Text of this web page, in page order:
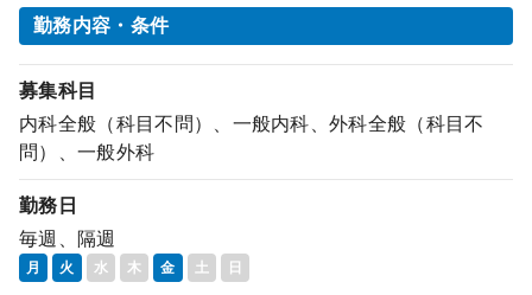
勤務内容・条件
募集科目
内科全般（科目不問）、一般内科、外科全般（科目不
問）、一般外科
勤務日
毎週、隔週
月 火 水 木 金 土 日